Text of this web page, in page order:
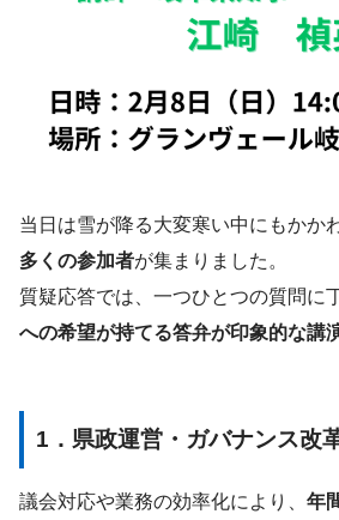
当日は雪が降る大変寒い中にもかか
多くの参加者が集まりました。
質疑応答では、一つひとつの質問に
への希望が持てる答弁が印象的な講
1．県政運営・ガバナンス改
議会対応や業務の効率化により、 年